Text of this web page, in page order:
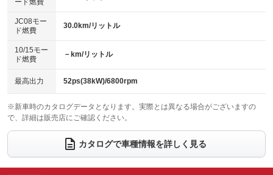
電動格納ミラー
：装備あり
ローダウン
：装備なし
ベンチシート
：装備あり
チップアップシート
：装備なし
電動格納サードシート
：装備なし シートヒーター
：装備あり
ウォークスルー
電動リアゲート フロントカメラ
：装備あり
シートエアコン
：装備なし 全周囲カメラ
：装備あり
ード燃費
JC08モー
ド燃費
30.0km/リットル
10/15モー
ド燃費
－km/リットル
最高出力 52ps(38kW)/6800rpm
※新車時のカタログデータとなります。実際とは異なる場合がございますの
で、詳細は販売店にご確認ください。
カタログで車種情報を詳しく見る